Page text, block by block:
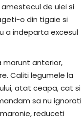
de ulei si
o din tigaie si
a indeparta excesul
marunt anterior,
Caliti legumele la
atat ceapa, cat si
sa nu ignorati
reduceti